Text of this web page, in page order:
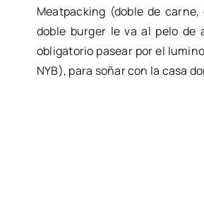
Meatpacking (doble de
doble burger le va al pelo de
obligatorio pasear por el
NYB), para soñar con la casa